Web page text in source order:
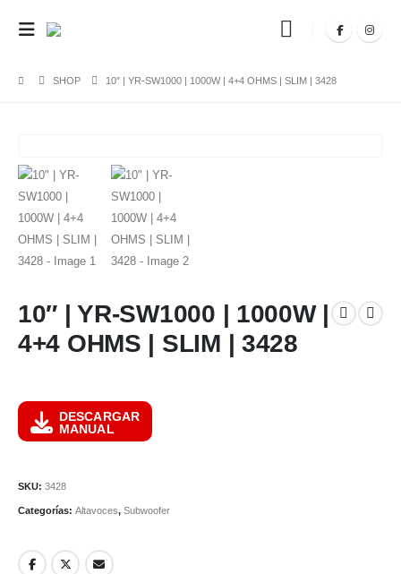
SHOP 10″ | YR-SW1000 | 1000W | 4+4 OHMS | SLIM | 3428
10″ | YR-SW1000 | 1000W |
4+4 OHMS | SLIM | 3428
DESCARGAR
MANUAL
SKU: 3428
Categorías: Altavoces, Subwoofer